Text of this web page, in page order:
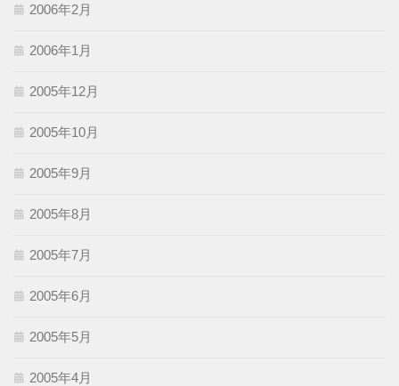
2006年2月
2006年1月
2005年12月
2005年10月
2005年9月
2005年8月
2005年7月
2005年6月
2005年5月
2005年4月